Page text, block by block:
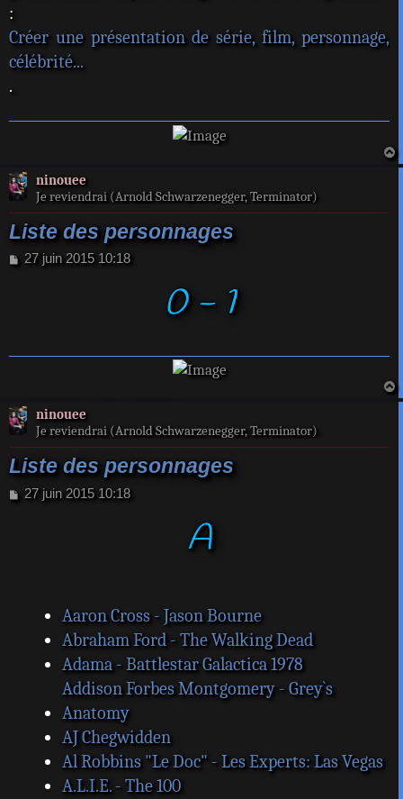
:
Créer une présentation de série, film, personnage,
célébrité...
.
a
ninouee
Je reviendrai (Arnold Schwarzenegger, Terminator)
Liste des personnages
M
e
27 juin 2015 10:18
0 - 1
a
ninouee
Je reviendrai (Arnold Schwarzenegger, Terminator)
Liste des personnages
M
27 juin 2015 10:18
A
Aaron Cross - Jason Bourne
Abraham Ford - The Walking Dead
Adama - Battlestar Galactica 1978
Addison Forbes Montgomery - Grey`s
Anatomy
AJ Chegwidden
Al Robbins "Le Doc" - Les Experts: Las Vegas
A.L.I.E. - The 100